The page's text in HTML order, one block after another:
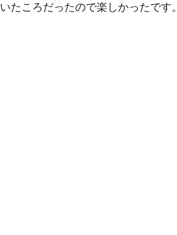
いたころだったので楽しかったです。